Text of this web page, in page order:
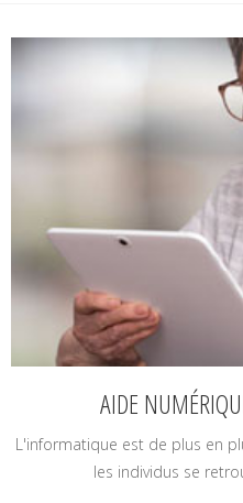
AIDE
L'informatique est de plus en
les individus se